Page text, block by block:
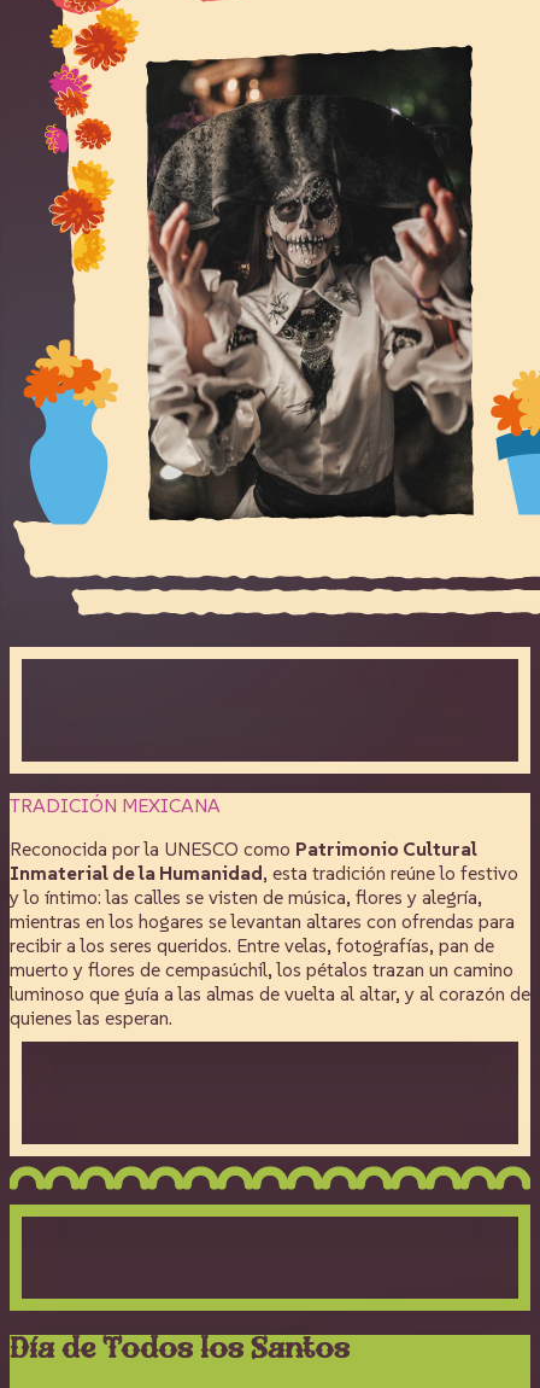
TRADICIÓN MEXICANA
Reconocida por la UNESCO como Patrimonio Cultural
Inmaterial de la Humanidad, esta tradición reúne lo festivo
y lo íntimo: las calles se visten de música, flores y alegría,
mientras en los hogares se levantan altares con ofrendas para
recibir a los seres queridos. Entre velas, fotografías, pan de
muerto y flores de cempasúchil, los pétalos trazan un camino
luminoso que guía a las almas de vuelta al altar, y al corazón de
quienes las esperan.
Día de Todos los Santos